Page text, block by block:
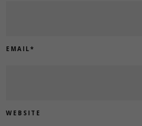
EMAIL *
WEBSITE